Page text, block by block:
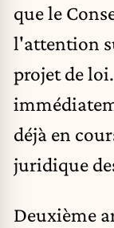
que le
l'attention
projet de
déjà en
juridique
Deuxième